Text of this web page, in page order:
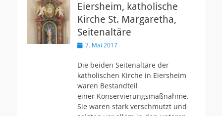
Eiersheim, katholische
Kirche St. Margaretha,
Seitenaltäre
Veröffentlicht
7. Mai 2017
Die beiden Seitenaltäre der
katholischen Kirche in Eiersheim
waren Bestandteil
einer Konservierungsmaßnahme.
Sie waren stark verschmutzt und